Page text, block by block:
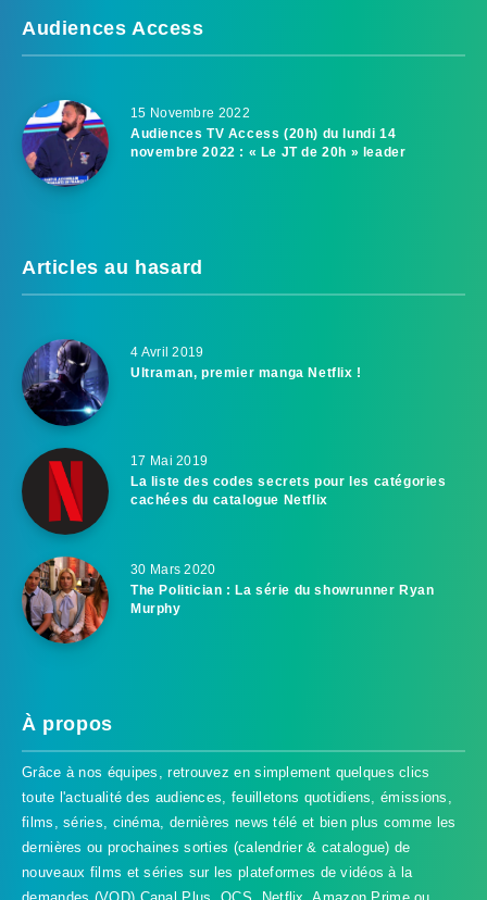
Audiences Access
15 Novembre 2022
Audiences TV Access (20h) du lundi 14
novembre 2022 : « Le JT de 20h » leader
Articles au hasard
4 Avril 2019
Ultraman, premier manga Netflix !
17 Mai 2019
La liste des codes secrets pour les catégories
cachées du catalogue Netflix
30 Mars 2020
The Politician : La série du showrunner Ryan
Murphy
À propos
Grâce à nos équipes, retrouvez en simplement quelques clics
toute l'actualité des audiences, feuilletons quotidiens, émissions,
films, séries, cinéma, dernières news télé et bien plus comme les
dernières ou prochaines sorties (calendrier & catalogue) de
nouveaux films et séries sur les plateformes de vidéos à la